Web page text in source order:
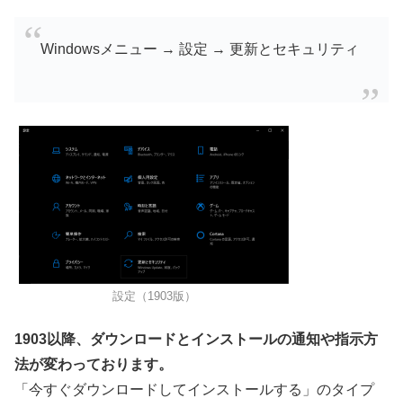
Windowsメニュー → 設定 → 更新とセキュリティ
設定（1903版）
1903以降、ダウンロードとインストールの通知や指示方
法が変わっております。
「今すぐダウンロードしてインストールする」のタイプ